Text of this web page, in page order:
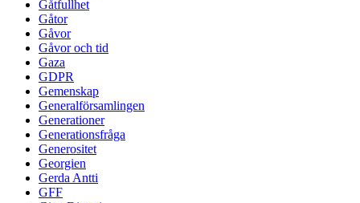
Gåtfullhet
Gåtor
Gåvor
Gåvor och tid
Gaza
GDPR
Gemenskap
Generalförsamlingen
Generationer
Generationsfråga
Generositet
Georgien
Gerda Antti
GFF